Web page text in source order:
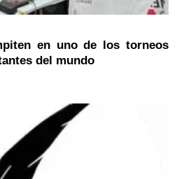
en uno de los torneos
del mundo